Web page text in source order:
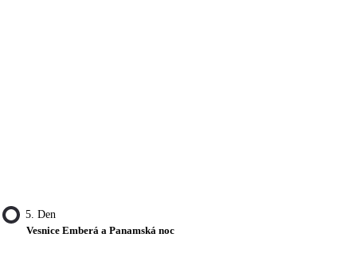
5. Den
Vesnice Emberá a Panamská noc